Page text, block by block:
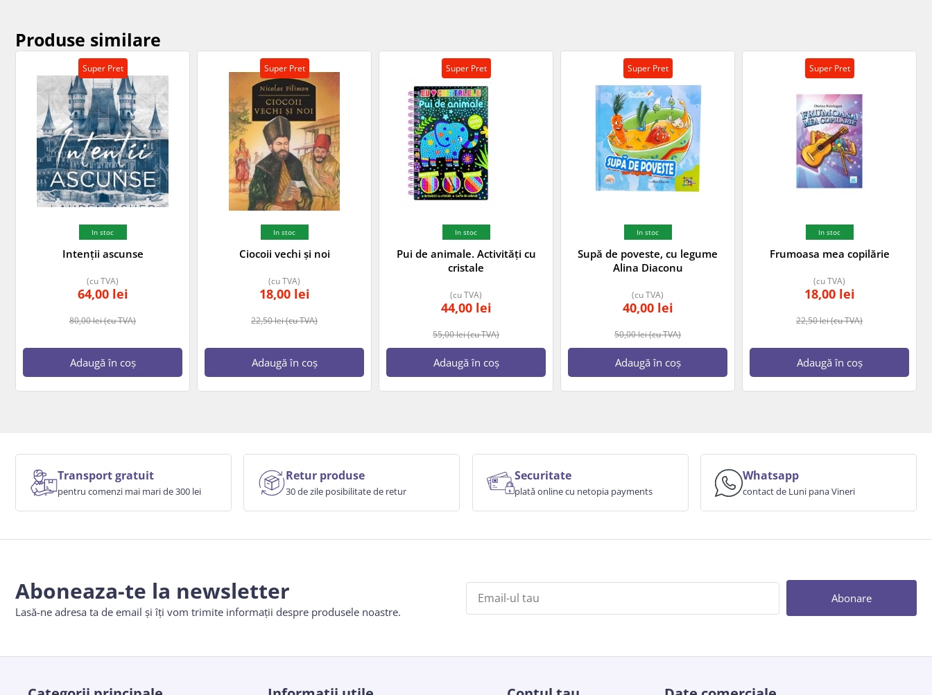
Produse similare
Super Pret
In stoc
Intenții ascunse
80,00lei(cu TVA)
64,00 lei
(cu TVA)
Adaugă în coș
Super Pret
In stoc
Ciocoii vechi și noi
22,50lei(cu TVA)
18,00 lei
(cu TVA)
Adaugă în coș
Super Pret
In stoc
Pui de animale. Activități cu
cristale
55,00lei(cu TVA)
44,00 lei
(cu TVA)
Adaugă în coș
Super Pret
In stoc
Supă de poveste, cu legume
Alina Diaconu
50,00lei(cu TVA)
40,00 lei
(cu TVA)
Adaugă în coș
Super Pret
In stoc
Frumoasa mea copilărie
22,50lei(cu TVA)
18,00 lei
(cu TVA)
Adaugă în coș
Transport gratuit
pentru comenzi mai mari de 300 lei
Retur produse
30 de zile posibilitate de retur
Securitate
plată online cu netopia payments
Whatsapp
contact de Luni pana Vineri
Aboneaza-te la newsletter
Lasă-ne adresa ta de email și îți vom trimite informații despre produsele noastre.
Abonare